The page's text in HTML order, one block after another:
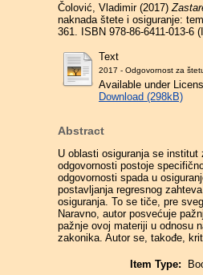
Čolović, Vladimir(2017)
naknada štete i osiguranje:
361. ISBN 978-86-6411-013-6
Text
2017 - Odgovornost za
Available under
Download (298kB)
Abstract
U oblasti osiguranja se institut
odgovornosti postoje
odgovornosti spada u
postavljanja regresnog
osiguranja. To se tiče, pre
Naravno, autor posvećuje
pažnje ovoj materiji u odnosu
zakonika. Autor se, takođe,
Item Type: